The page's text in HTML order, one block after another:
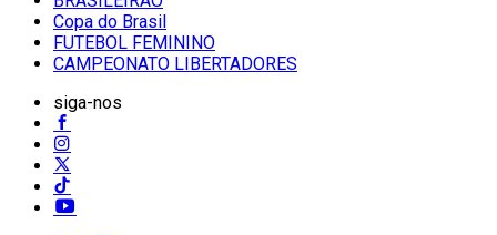
Copa do Brasil
FUTEBOL FEMININO
CAMPEONATO LIBERTADORES
siga-nos